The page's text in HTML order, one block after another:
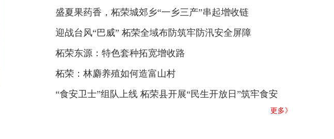
盛夏果药香，柘荣城郊乡“一乡三产”串起增收链
迎战台风“巴威” 柘荣全域布防筑牢防汛安全屏障
柘荣东源：特色套种拓宽增收路
柘荣：林麝养殖如何造富山村
“食安卫士”组队上线 柘荣县开展“民生开放日”筑牢食安
更多》